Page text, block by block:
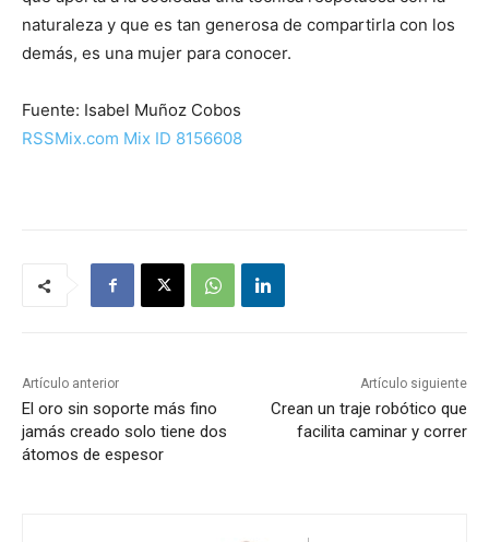
naturaleza y que es tan generosa de compartirla con los
demás, es una mujer para conocer.
Fuente: Isabel Muñoz Cobos
RSSMix.com Mix ID 8156608
Artículo anterior
El oro sin soporte más fino
jamás creado solo tiene dos
átomos de espesor
Artículo siguiente
Crean un traje robótico que
facilita caminar y correr